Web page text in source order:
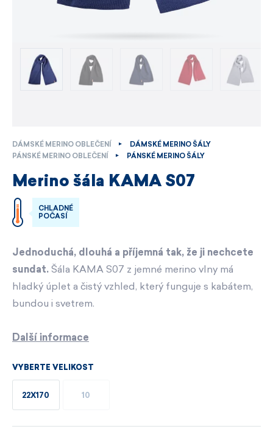
DÁMSKÉ MERINO OBLEČENÍ
DÁMSKÉ MERINO ŠÁLY
PÁNSKÉ MERINO OBLEČENÍ
PÁNSKÉ MERINO ŠÁLY
Merino šála KAMA S07
CHLADNÉ
POČASÍ
Jednoduchá, dlouhá a příjemná tak, že ji nechcete
sundat. Šála KAMA S07 z jemné merino vlny má
hladký úplet a čistý vzhled, který funguje s kabátem,
bundou i svetrem.
Další informace
VYBERTE VELIKOST
22X170 10